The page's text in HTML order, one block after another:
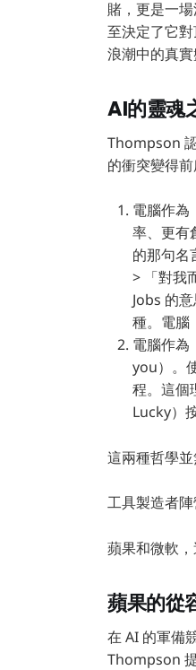
賭，更是一
至決定了它
浪潮中的真實
AI的靈魂
Thompson
的衝突變得
電腦作為
率、更有
的那句名
> 「對我
Jobs 的
種。電腦
電腦作
you）。
程。這個
Lucky）
這兩種哲學
工具製造者
蘋果和微軟
蘋果的從
在 AI 的軍備
Thompson